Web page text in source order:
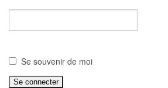
Se souvenir de moi